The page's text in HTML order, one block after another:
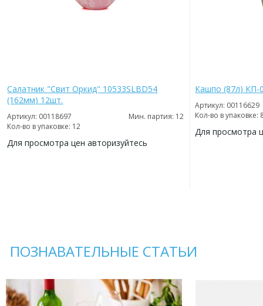
Салатник "Свит Оркид" 10533SLBD54
(162мм) 12шт.
Артикул: 00118697
Мин. партия: 12
Кол-во в упаковке: 12
Для просмотра цен авторизуйтесь
Кашпо (87л) КП-
Артикул: 00116629
Кол-во в упаковке:
Для просмотра
ПОЗНАВАТЕЛЬНЫЕ СТАТЬИ